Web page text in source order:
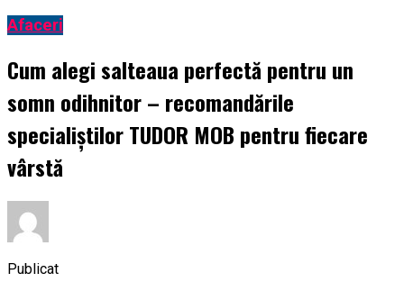
Afaceri
Cum alegi salteaua perfectă pentru un
somn odihnitor – recomandările
specialiștilor TUDOR MOB pentru fiecare
vârstă
Publicat